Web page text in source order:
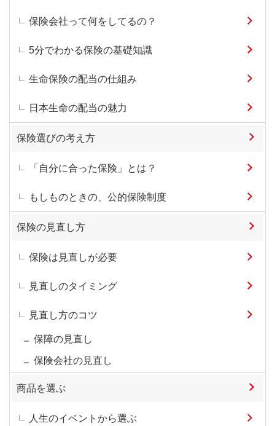
保険会社って何をしてるの？
5分でわかる保険の基礎知識
生命保険の配当の仕組み
日本生命の配当の魅力
保険選びの考え方
「自分に合った保険」とは？
もしものときの、公的保険制度
保険の見直し方
保険は見直しが必要
見直しのタイミング
見直し方のコツ
保障の見直し
保険会社の見直し
商品を選ぶ
人生のイベントから選ぶ